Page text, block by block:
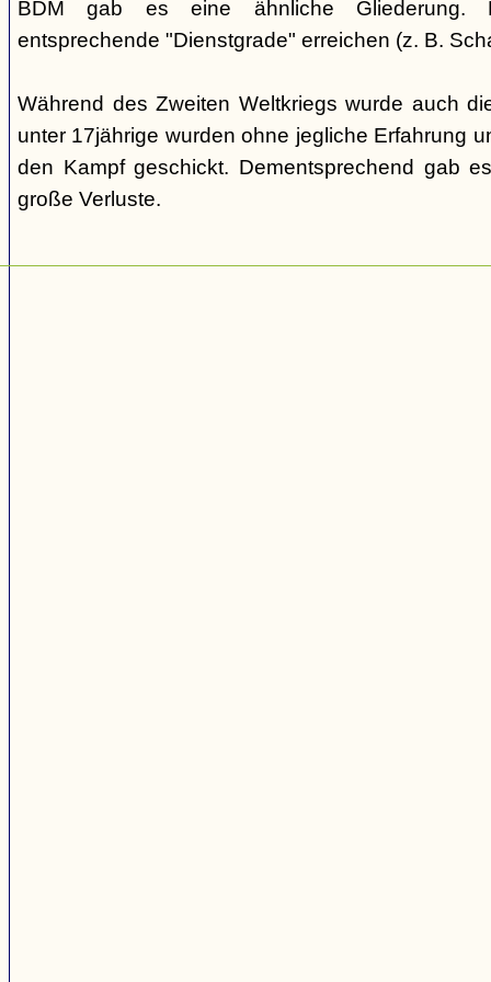
BDM gab es eine ähnliche Gliederung.
entsprechende "Dienstgrade" erreichen (z. B.
Während des Zweiten Weltkriegs wurde auch
unter 17jährige wurden ohne jegliche Erfahrung
den Kampf geschickt. Dementsprechend gab
große Verluste.